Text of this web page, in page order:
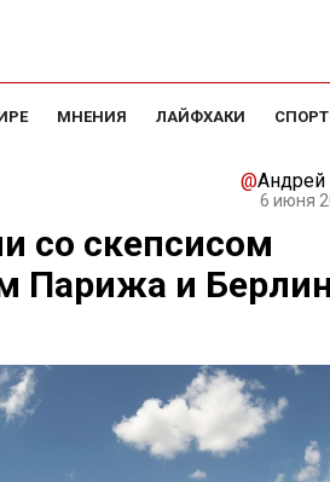
МНЕНИЯ ЛАЙФХАКИ СПОРТ
@Андрей
6 июня
со скепсисом
Парижа и